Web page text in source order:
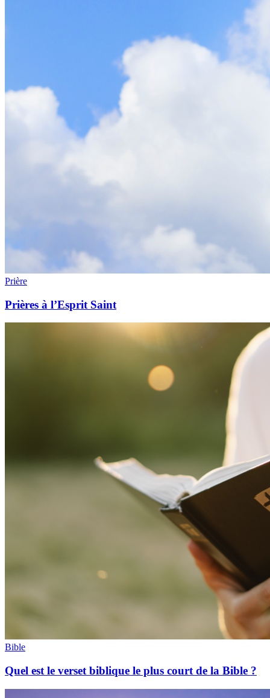
Prière
Prières à l’Esprit Saint
Bible
Quel est le verset biblique le plus court de la Bible ?